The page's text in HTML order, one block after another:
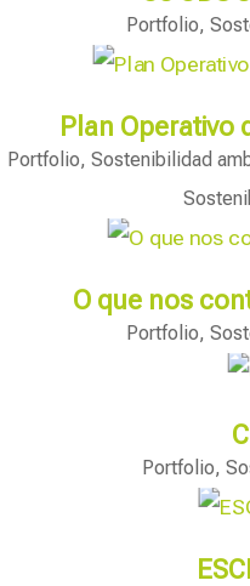
Portfolio,
Plan Operativo
Portfolio, Sostenibilidad
O que nos
Portfolio,
Portfolio,